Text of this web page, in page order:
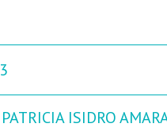
ISIDRO